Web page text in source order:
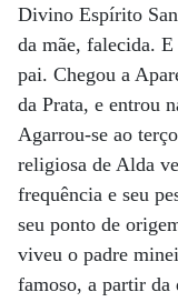
Divino Espírito
da mãe, falecida.
pai. Chegou a
da Prata, e entrou
Agarrou-se ao
religiosa de Alda
frequência e seu
seu ponto de
viveu o padre
famoso, a partir da